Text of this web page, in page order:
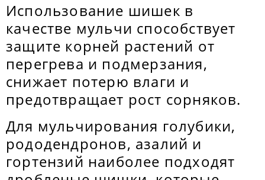
Использование шишек в
качестве мульчи способствует
защите корней растений от
перегрева и подмерзания,
снижает потерю влаги и
предотвращает рост сорняков.
Для мульчирования голубики,
рододендронов, азалий и
гортензий наиболее подходят